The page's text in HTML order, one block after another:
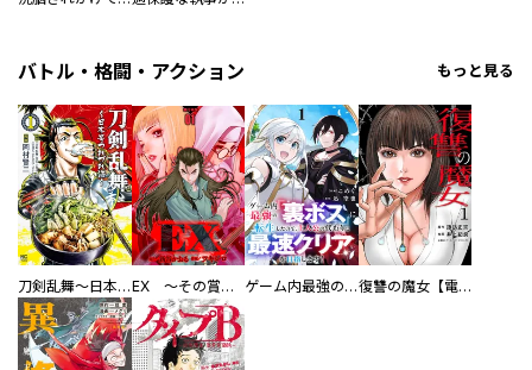
バトル・格闘・アクション もっと見る
刀剣乱舞～日本号つれづれ酒～ EX ～その賞金稼ぎは、世界の出口を探す～【単行本版】 ゲーム内最強の『裏ボス』に転生したので、主人公の代わりに最速クリアを目指します！【電子単行本版】 復讐の魔女【電子単行本版】